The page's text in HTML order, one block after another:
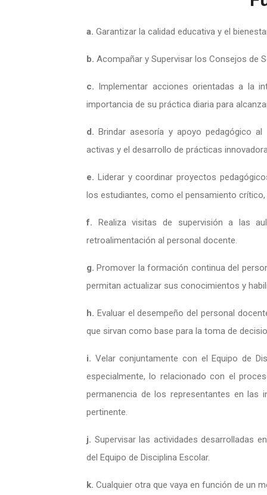
a. Garantizar la calidad educativa y el
b. Acompañar y Supervisar los Consejos de
c. Implementar acciones orientadas a la
importancia de su práctica diaria para
d. Brindar asesoría y apoyo pedagógico
activas y el desarrollo de prácticas
e. Liderar y coordinar proyectos
los estudiantes, como el pensamiento
f. Realiza visitas de supervisión a las
retroalimentación al personal docente.
g. Promover la formación continua del
permitan actualizar sus conocimientos y
h. Evaluar el desempeño del personal
que sirvan como base para la toma de
i. Velar conjuntamente con el Equipo de
especialmente, lo relacionado con el
permanencia de los representantes en
pertinente.
j. Supervisar las actividades desarrolladas
del Equipo de Disciplina Escolar.
k. Cualquier otra que vaya en función de un